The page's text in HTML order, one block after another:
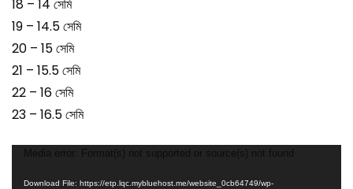
18 – 14 সেমি
19 – 14.5 সেমি
20 – 15 সেমি
21 – 15.5 সেমি
22 – 16 সেমি
23 – 16.5 সেমি
Download File: https://etp.lqc.mybluehost.me/website_0cb64749/wp-